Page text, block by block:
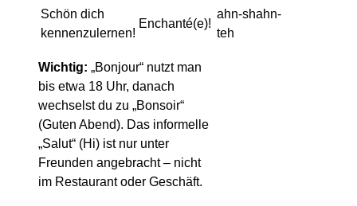
Schön dich
kennenzulernen!
Enchanté(e)!
ahn-shahn-
teh
Wichtig: „Bonjour“ nutzt man
bis etwa 18 Uhr, danach
wechselst du zu „Bonsoir“
(Guten Abend). Das informelle
„Salut“ (Hi) ist nur unter
Freunden angebracht – nicht
im Restaurant oder Geschäft.